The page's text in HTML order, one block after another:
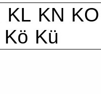
KL KN KO
Kö Kü